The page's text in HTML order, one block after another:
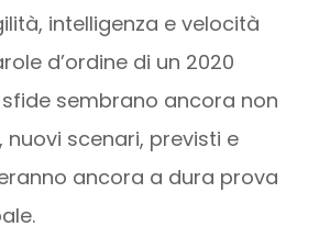
intelligenza e velocità
d’ordine di un 2020
sfide sembrano ancora non
nuovi scenari, previsti e
ancora a dura prova